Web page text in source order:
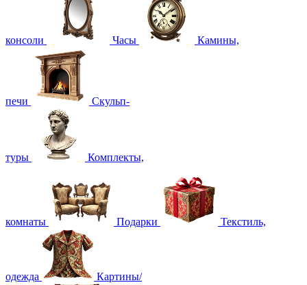
консоли Часы Камины,
печи Скульп-
туры Комплекты,
комнаты Подарки Текстиль,
одежда Картины/